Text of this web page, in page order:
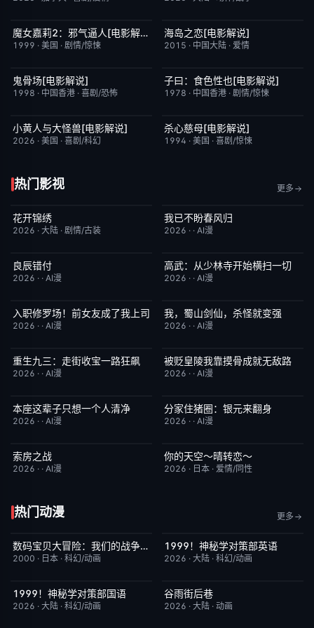
已完结 5.7魔女嘉莉2：邪气逼人[电影解说]
1999 · 美国 · 剧情/惊悚
已完结
海岛之恋[电影解说]
2015 · 中国大陆 · 爱情
已完结
鬼骨场[电影解说]
1998 · 中国香港 · 喜剧/恐怖
已完结
子曰：食色性也[电影解说]
1978 · 中国香港 · 剧情/惊悚
已完结
小黄人与大怪兽[电影解说]
2026 · 美国 · 喜剧/科幻
已完结
杀心慈母[电影解说]
1994 · 美国 · 喜剧/惊悚
热门影视 更多
更新至第3集
花开锦绣
2026 · 大陆 · 剧情/古装
完结
我已不盼春风归
2026 · · AI漫
完结
良辰错付
2026 · · AI漫
完结 2.0
高武：从少林寺开始横扫一切
2026 · · AI漫
完结 1.0
入职修罗场！前女友成了我上司
2026 · · AI漫
完结
我，蜀山剑仙，杀怪就变强
2026 · · AI漫
完结 10.0
重生九三：走街收宝一路狂飙
2026 · · AI漫
完结 1.0
被贬皇陵我靠摸骨成就无敌路
2026 · · AI漫
完结 7.0
本座这辈子只想一个人清净
2026 · · AI漫
完结
分家住猪圈：银元来翻身
2026 · · AI漫
完结
索房之战
2026 · · AI漫
更新至第02集
你的天空～晴转恋～
2026 · 日本 · 爱情/同性
热门动漫 更多
昨日更新 8.9数码宝贝大冒险：我们的战争游戏！
2000 · 日本 · 科幻/动画
更新至第3集 10.0
1999！神秘学对策部英语
2026 · 大陆 · 科幻/动画
更新至第3集
1999！神秘学对策部国语
2026 · 大陆 · 科幻/动画
更新至第4集
谷雨街后巷
2026 · 大陆 · 动画